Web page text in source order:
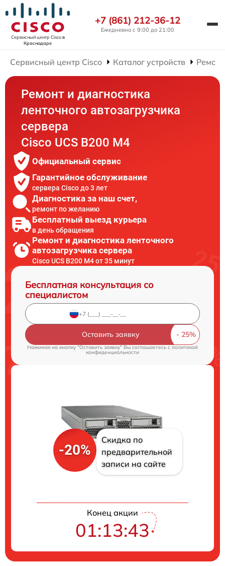
Сервисный центр Ciscoв
Краснодаре
+7 (861) 212-36-12
Ежедневно с 9:00 до 21:00
Сервисный центр Cisco Каталог устройств
Ремонт и диагностика
ленточного автозагрузчика
сервера
Cisco UCS B200 M4
Официальный сервис
Гарантийное обслуживание
сервера Cisco до 3 лет
Диагностика за наш счет,
ремонт по желанию
Бесплатный выезд курьера
в день обращения
Ремонт и диагностика ленточного
автозагрузчика сервера
Cisco UCS B200 M4 от 35 минут
Бесплатная консультация со
специалистом
Оставить заявку
Нажимая на кнопку "Оставить заявку" Вы соглашаетесь cполитикой
конфиденциальности
-20%
Скидка по
предварительной
записи на сайте
Конец акции
01:13:42